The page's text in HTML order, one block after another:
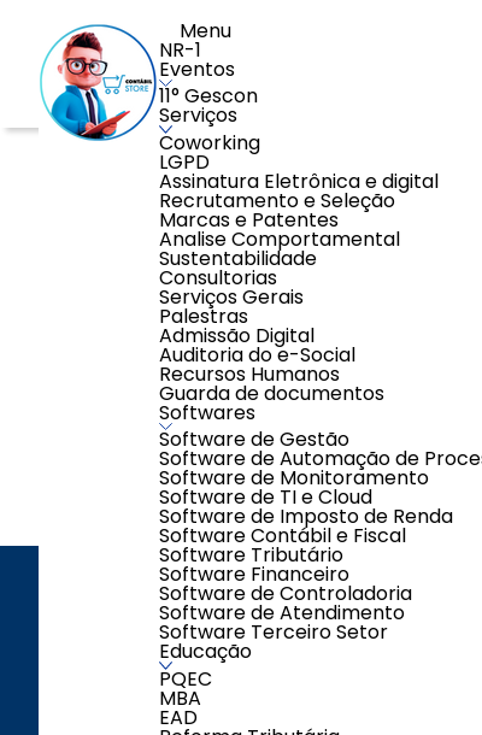
Menu
NR-1
Eventos
11° Gescon
Serviços
Coworking
LGPD
Assinatura Eletrônica e digital
Recrutamento e Seleção
Marcas e Patentes
Analise Comportamental
Sustentabilidade
Consultorias
Serviços Gerais
Palestras
Admissão Digital
Auditoria do e-Social
Recursos Humanos
Guarda de documentos
Softwares
Software de Gestão
Software de Automação de
Software de Monitoramento
Software de TI e Cloud
Software de Imposto de Renda
Software Contábil e Fiscal
Software Tributário
Software Financeiro
Software de Controladoria
Software de Atendimento
Software Terceiro Setor
Educação
PQEC
MBA
EAD
Verifique se ocorreu algum
Segunda à Sexta-
ENDEREÇO